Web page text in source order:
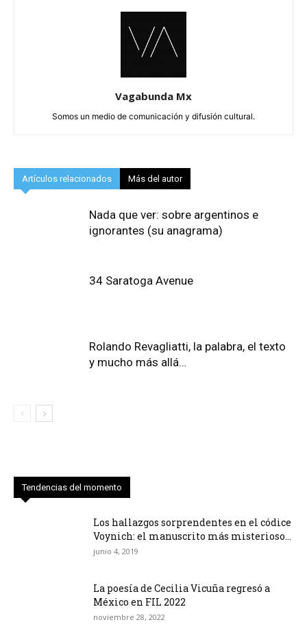
Vagabunda Mx
Somos un medio de comunicación y difusión cultural.
Artículos relacionados Más del autor
Nada que ver: sobre argentinos e
ignorantes (su anagrama)
34 Saratoga Avenue
Rolando Revagliatti, la palabra, el texto
y mucho más allá…
Tendencias del momento
Los hallazgos sorprendentes en el códice
Voynich: el manuscrito más misterioso...
junio 4, 2019
La poesía de Cecilia Vicuña regresó a
México en FIL 2022
noviembre 28, 2022